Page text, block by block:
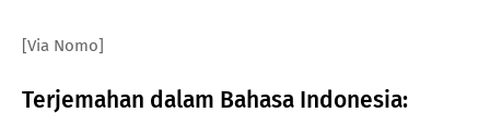
[Via Nomo]
Terjemahan dalam Bahasa Indonesia: